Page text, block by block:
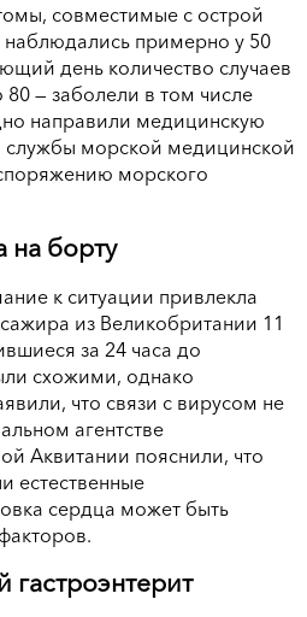
совместимые с острой
примерно у 50
день количество случаев
— заболели в том числе
направили медицинскую
службы морской медицинской
морского
на борту
к ситуации привлекла
из Великобритании 11
за 24 часа до
схожими, однако
что связи с вирусом не
агентстве
Аквитании пояснили, что
естественные
сердца может быть
гастроэнтерит